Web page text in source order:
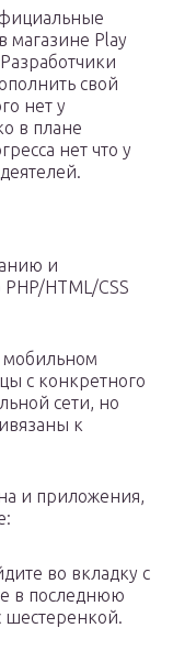
магазине Play
свой
нет у
в плане
нет что у
и
HTML/CSS
мобильном
с конкретного
сети, но
к
и приложения,
во вкладку с
в последнюю
шестеренкой.